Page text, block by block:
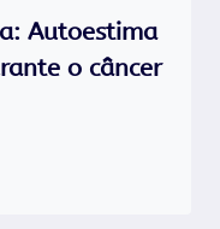
Autoestima
o câncer